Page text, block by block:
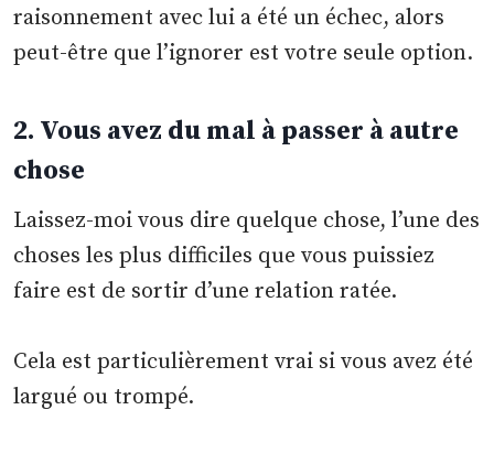
raisonnement avec lui a été un échec, alors
peut-être que l’ignorer est votre seule option.
2. Vous avez du mal à passer à autre
chose
Laissez-moi vous dire quelque chose, l’une des
choses les plus difficiles que vous puissiez
faire est de sortir d’une relation ratée.
Cela est particulièrement vrai si vous avez été
largué ou trompé.